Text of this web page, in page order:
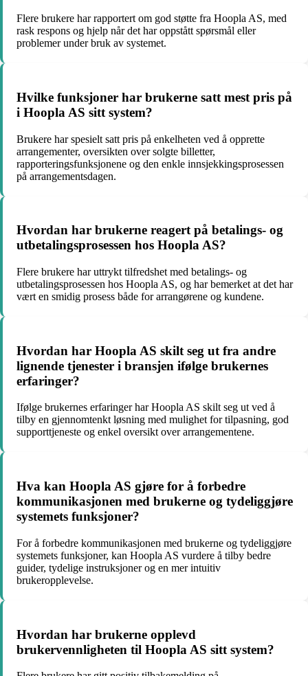
Flere brukere har rapportert om god støtte fra Hoopla AS, med
rask respons og hjelp når det har oppstått spørsmål eller
problemer under bruk av systemet.
Hvilke funksjoner har brukerne satt mest pris på
i Hoopla AS sitt system?
Brukere har spesielt satt pris på enkelheten ved å opprette
arrangementer, oversikten over solgte billetter,
rapporteringsfunksjonene og den enkle innsjekkingsprosessen
på arrangementsdagen.
Hvordan har brukerne reagert på betalings- og
utbetalingsprosessen hos Hoopla AS?
Flere brukere har uttrykt tilfredshet med betalings- og
utbetalingsprosessen hos Hoopla AS, og har bemerket at det har
vært en smidig prosess både for arrangørene og kundene.
Hvordan har Hoopla AS skilt seg ut fra andre
lignende tjenester i bransjen ifølge brukernes
erfaringer?
Ifølge brukernes erfaringer har Hoopla AS skilt seg ut ved å
tilby en gjennomtenkt løsning med mulighet for tilpasning, god
supporttjeneste og enkel oversikt over arrangementene.
Hva kan Hoopla AS gjøre for å forbedre
kommunikasjonen med brukerne og tydeliggjøre
systemets funksjoner?
For å forbedre kommunikasjonen med brukerne og tydeliggjøre
systemets funksjoner, kan Hoopla AS vurdere å tilby bedre
guider, tydelige instruksjoner og en mer intuitiv
brukeropplevelse.
Hvordan har brukerne opplevd
brukervennligheten til Hoopla AS sitt system?